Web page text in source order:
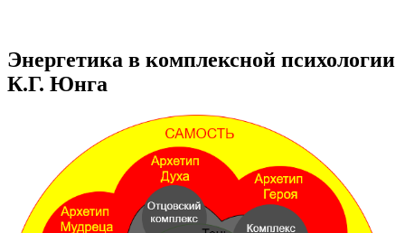
Энергетика в комплексной психологии
К.Г. Юнга